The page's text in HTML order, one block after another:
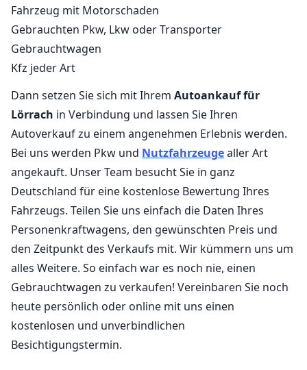
Fahrzeug mit Motorschaden
Gebrauchten Pkw, Lkw oder Transporter
Gebrauchtwagen
Kfz jeder Art
Dann setzen Sie sich mit Ihrem Autoankauf für
Lörrach in Verbindung und lassen Sie Ihren
Autoverkauf zu einem angenehmen Erlebnis werden.
Bei uns werden Pkw und Nutzfahrzeugealler Art
angekauft. Unser Team besucht Sie in ganz
Deutschland für eine kostenlose Bewertung Ihres
Fahrzeugs. Teilen Sie uns einfach die Daten Ihres
Personenkraftwagens, den gewünschten Preis und
den Zeitpunkt des Verkaufs mit. Wir kümmern uns um
alles Weitere. So einfach war es noch nie, einen
Gebrauchtwagen zu verkaufen! Vereinbaren Sie noch
heute persönlich oder online mit uns einen
kostenlosen und unverbindlichen
Besichtigungstermin.